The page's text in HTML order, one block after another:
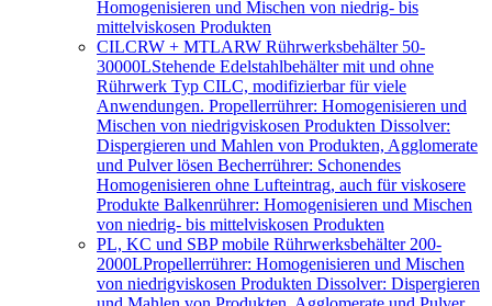
Homogenisieren und Mischen von niedrig- bis
mittelviskosen Produkten
CILCRW + MTLARW Rührwerksbehälter 50-
30000LStehende Edelstahlbehälter mit und ohne
Rührwerk Typ CILC, modifizierbar für viele
Anwendungen. Propellerrührer: Homogenisieren und
Mischen von niedrigviskosen Produkten Dissolver:
Dispergieren und Mahlen von Produkten, Agglomerate
und Pulver lösen Becherrührer: Schonendes
Homogenisieren ohne Lufteintrag, auch für viskosere
Produkte Balkenrührer: Homogenisieren und Mischen
von niedrig- bis mittelviskosen Produkten
PL, KC und SBP mobile Rührwerksbehälter 200-
2000LPropellerrührer: Homogenisieren und Mischen
von niedrigviskosen Produkten Dissolver: Dispergieren